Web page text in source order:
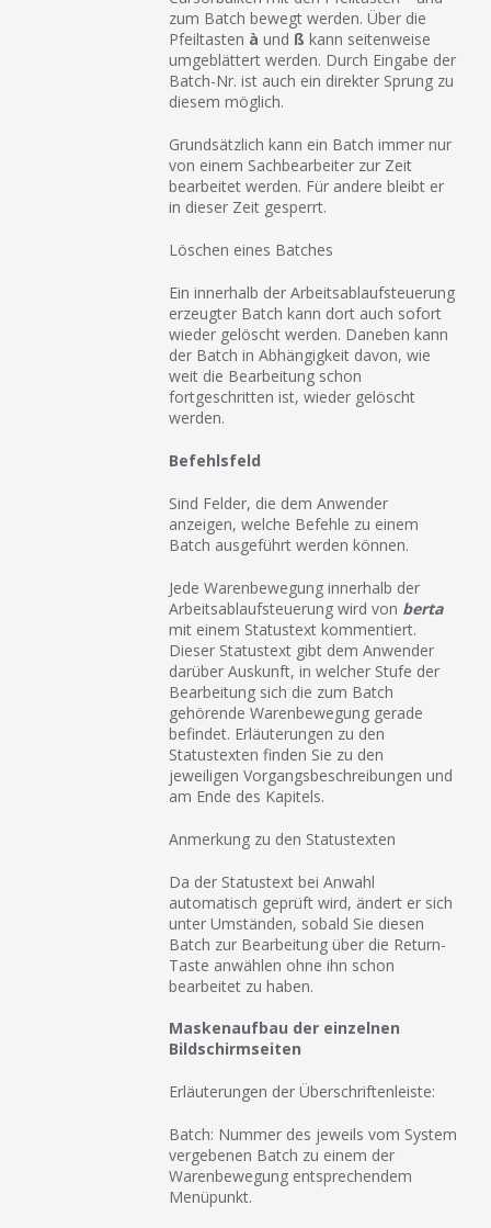
zum Batch bewegt werden. Über die
Pfeiltasten à und ß kann seitenweise
umgeblättert werden. Durch Eingabe der
Batch-Nr. ist auch ein direkter Sprung zu
diesem möglich.
Grundsätzlich kann ein Batch immer nur
von einem Sachbearbeiter zur Zeit
bearbeitet werden. Für andere bleibt er
in dieser Zeit gesperrt.
Löschen eines Batches
Ein innerhalb der Arbeitsablaufsteuerung
erzeugter Batch kann dort auch sofort
wieder gelöscht werden. Daneben kann
der Batch in Abhängigkeit davon, wie
weit die Bearbeitung schon
fortgeschritten ist, wieder gelöscht
werden.
Befehlsfeld
Sind Felder, die dem Anwender
anzeigen, welche Befehle zu einem
Batch ausgeführt werden können.
Jede Warenbewegung innerhalb der
Arbeitsablaufsteuerung wird von berta
mit einem Statustext kommentiert.
Dieser Statustext gibt dem Anwender
darüber Auskunft, in welcher Stufe der
Bearbeitung sich die zum Batch
gehörende Warenbewegung gerade
befindet. Erläuterungen zu den
Statustexten finden Sie zu den
jeweiligen Vorgangsbeschreibungen und
am Ende des Kapitels.
Anmerkung zu den Statustexten
Da der Statustext bei Anwahl
automatisch geprüft wird, ändert er sich
unter Umständen, sobald Sie diesen
Batch zur Bearbeitung über die Return-
Taste anwählen ohne ihn schon
bearbeitet zu haben.
Maskenaufbau der einzelnen
Bildschirmseiten
Erläuterungen der Überschriftenleiste:
Batch: Nummer des jeweils vom System
vergebenen Batch zu einem der
Warenbewegung entsprechendem
Menüpunkt.